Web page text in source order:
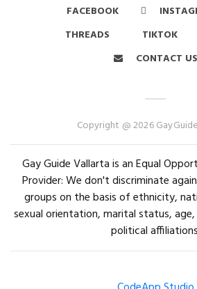
FACEBOOK
THREADS
TIKTOK
CONTACT US
Copyright @ 2026
Gay Guide Vallarta is an Equal
Provider: We don't discriminate
groups on the basis of ethnicity,
sexual orientation, marital status,
political